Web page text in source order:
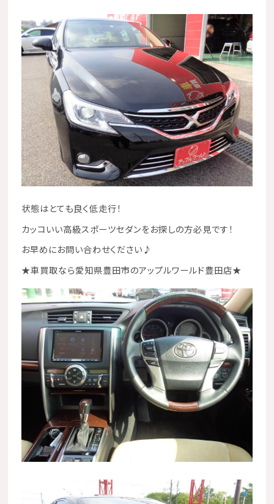
状態はとても良く低走行！
カッコいい高級スポーツセダンをお探しの方必見です！
お早めにお問い合わせください♪
★車買取なら愛知県豊田市のアップルワールド豊田店★